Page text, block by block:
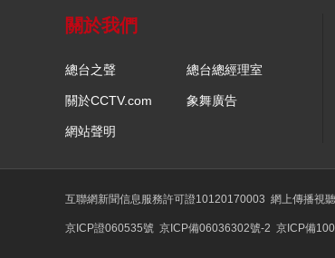
關於我們
總台之聲 總台總經理室
關於CCTV.com 象舞廣告
網站聲明
互聯網新聞信息服務許可證10120170003 網上傳播視
京ICP證060535號 京ICP備06036302號-2 京ICP備